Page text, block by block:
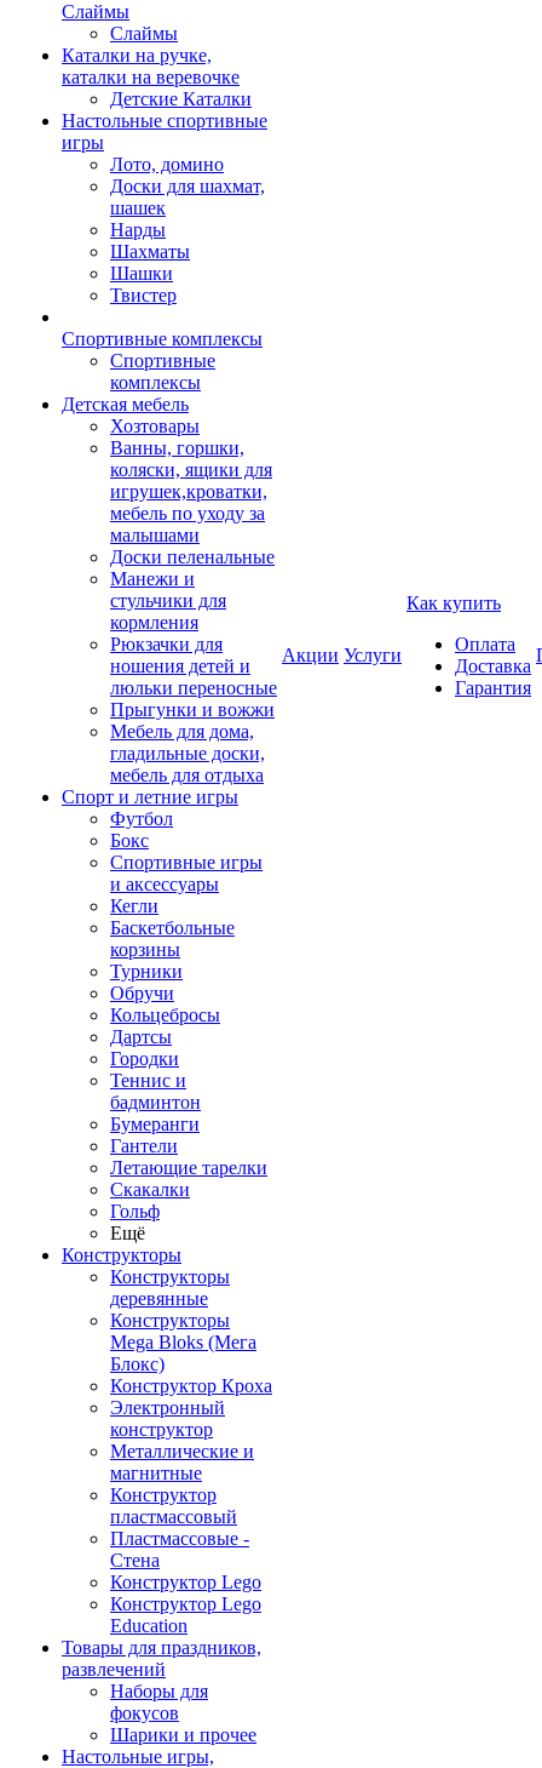
Слаймы
Слаймы
Каталки на ручке,
каталки на веревочке
Детские Каталки
Настольные спортивные
игры
Лото, домино
Доски для шахмат,
шашек
Нарды
Шахматы
Шашки
Твистер
Спортивные комплексы
Спортивные
комплексы
Детская мебель
Хозтовары
Ванны, горшки,
коляски, ящики для
игрушек,кроватки,
мебель по уходу за
малышами
Доски пеленальные
Манежи и
стульчики для
кормления
Рюкзачки для
ношения детей и
люльки переносные
Прыгунки и вожжи
Мебель для дома,
гладильные доски,
мебель для отдыха
Спорт и летние игры
Футбол
Бокс
Спортивные игры
и аксессуары
Кегли
Баскетбольные
корзины
Турники
Обручи
Кольцебросы
Дартсы
Городки
Теннис и
бадминтон
Бумеранги
Гантели
Летающие тарелки
Скакалки
Гольф
Ещё
Конструкторы
Конструкторы
деревянные
Конструкторы
Mega Bloks (Мега
Блокс)
Конструктор Кроха
Электронный
конструктор
Металлические и
магнитные
Конструктор
пластмассовый
Пластмассовые -
Стена
Конструктор Lego
Конструктор Lego
Education
Товары для праздников,
развлечений
Наборы для
фокусов
Шарики и прочее
Настольные игры,
Акции Услуги
Как купить
Оплата
Доставка
Гарантия